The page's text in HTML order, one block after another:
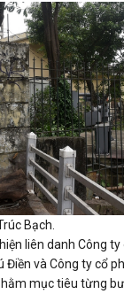
Bạch.
liên danh Công
Điền và Công ty cổ
mục tiêu từng